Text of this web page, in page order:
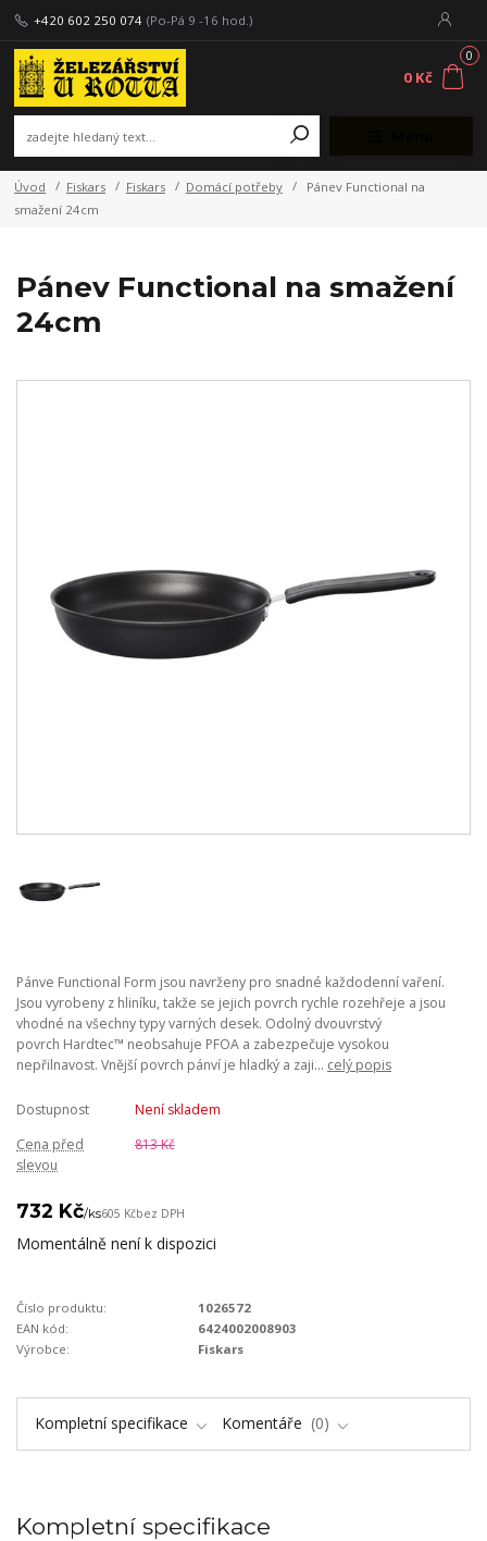
+420 602 250 074 (Po-Pá 9 -16 hod.)
0
0 Kč
Úvod Fiskars Fiskars Domácí potřeby
Pánev Functional na
smažení 24cm
Pánev Functional na smažení
24cm
Pánve Functional Form jsou navrženy pro snadné každodenní vaření.
Jsou vyrobeny z hliníku, takže se jejich povrch rychle rozehřeje a jsou
vhodné na všechny typy varných desek. Odolný dvouvrstvý
povrch Hardtec™ neobsahuje PFOA a zabezpečuje vysokou
nepřilnavost. Vnější povrch pánví je hladký a zaji... celý popis
Dostupnost
Není skladem
Cena před
slevou
813 Kč
732 Kč/ks605 Kčbez DPH
Momentálně není k dispozici
Číslo produktu:
1026572
EAN kód:
6424002008903
Výrobce:
Fiskars
Kompletní specifikace Komentáře 0
Kompletní specifikace